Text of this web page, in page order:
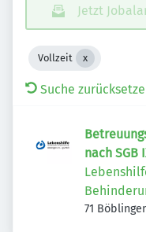
Jetzt
Vollzeit
Suche
nach SGB
71